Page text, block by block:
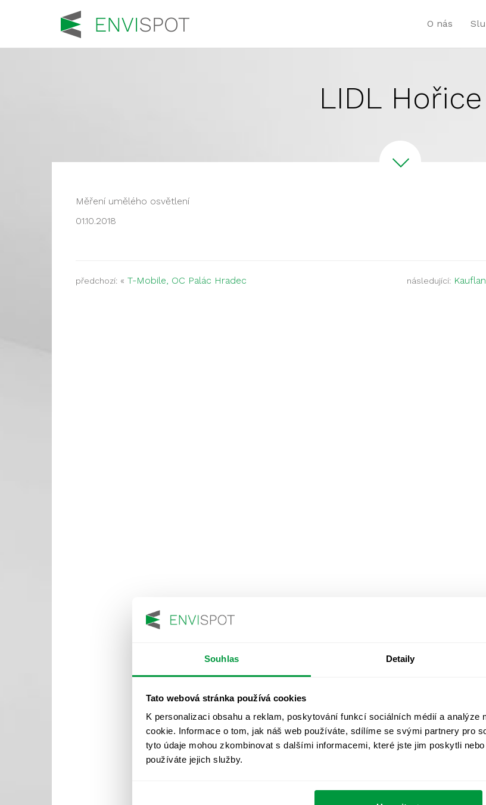
Souhlas Detaily
Tato webová stránka používá cookies
K personalizaci obsahu a reklam, poskytování funkcí sociálních médií a
cookie. Informace o tom, jak náš web používáte, sdílíme se svými partnery pro
tyto údaje mohou zkombinovat s dalšími informacemi, které jste jim poskytli
používáte jejich služby.
O nás
LIDL Hořice
Měření umělého osvětlení
01.10.2018
předchozí: « T-Mobile, OC Palác Hradec následující: